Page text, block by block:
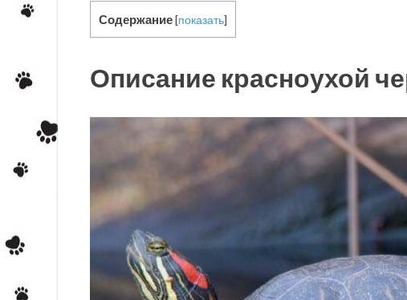
Содержание[показать]
Описание красноухой